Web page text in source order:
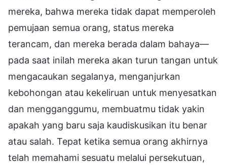
mereka, bahwa mereka tidak dapat memperoleh
pemujaan semua orang, status mereka
terancam, dan mereka berada dalam bahaya—
pada saat inilah mereka akan turun tangan untuk
mengacaukan segalanya, menganjurkan
kebohongan atau kekeliruan untuk menyesatkan
dan mengganggumu, membuatmu tidak yakin
apakah yang baru saja kaudiskusikan itu benar
atau salah. Tepat ketika semua orang akhirnya
telah memahami sesuatu melalui persekutuan,